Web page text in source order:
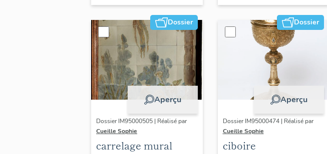
Dossier
Aperçu
Dossier IM95000505 | Réalisé par
Cueille Sophie
carrelage mural
Dossier
Aperçu
Dossier IM95000474 | Réalisé par
Cueille Sophie
ciboire